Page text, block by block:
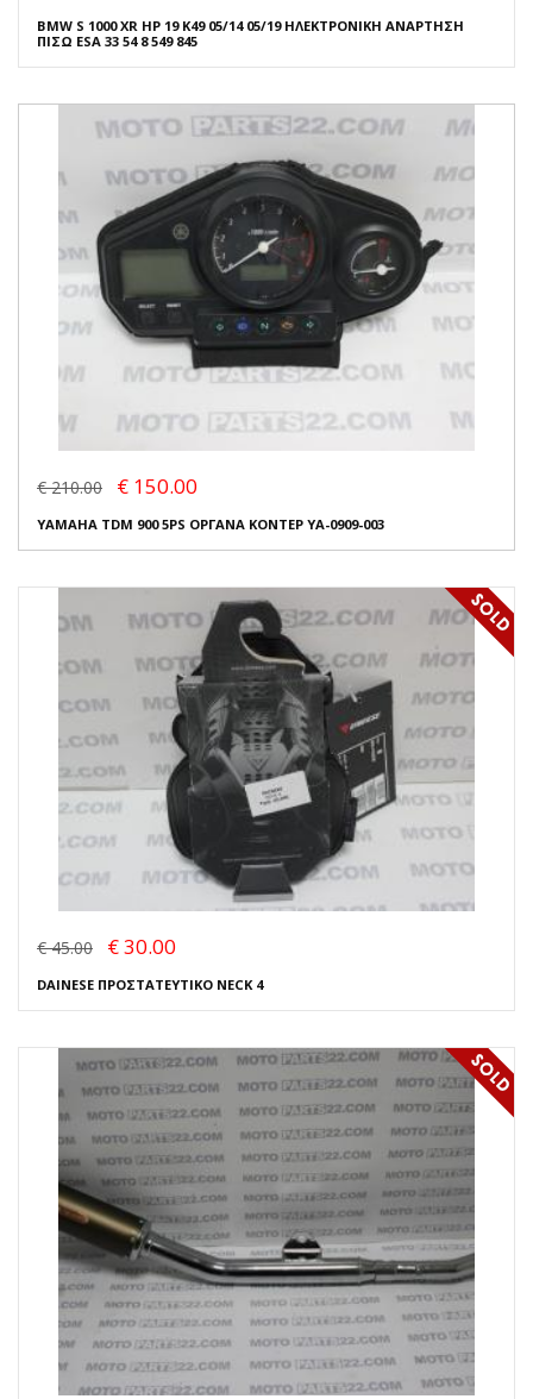
BMW S 1000 XR HP 19 K49 05/14 05/19 ΗΛΕΚΤΡΟΝΙΚΗ ΑΝΑΡΤΗΣΗ
ΠΙΣΩ ESA 33 54 8 549 845
€ 210.00 € 150.00
YAMAHA TDM 900 5PS ΟΡΓΑΝΑ ΚΟΝΤΕΡ YA-0909-003
€ 45.00 € 30.00
DAINESE ΠΡΟΣΤΑΤΕΥΤΙΚΟ NECK 4